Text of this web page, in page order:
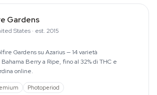
Gardens
States · est. 2015
Gardens su Azarius — 14 varietà
Berry a Ripe, fino al 32% di THC e
online.
Photoperiod